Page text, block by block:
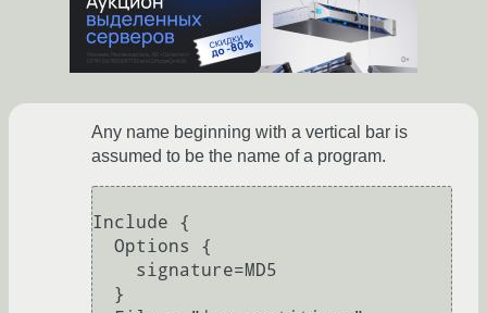
Any name beginning with a vertical bar is
assumed to be the name of a program.
Include {